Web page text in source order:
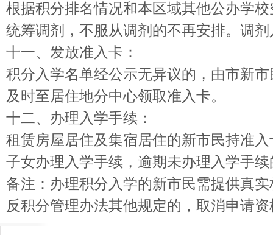
根据积分排名情况和本区域其他公办学
统筹调剂，不服从调剂的不再安排。调
十一、发放准入卡：
积分入学名单经公示无异议的，由市新
及时至居住地分中心领取准入卡。
十二、办理入学手续：
租赁房屋居住及集宿居住的新市民持准
子女办理入学手续，逾期未办理入学手
备注：办理积分入学的新市民需提供真
反积分管理办法其他规定的，取消申请